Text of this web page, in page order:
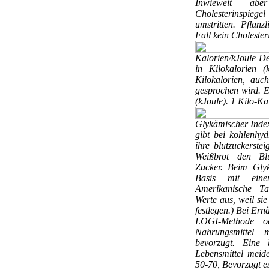
Inwieweit
umstritten.
Fall kein
Kalorien/kJoule
in Kilokalorien
Kilokalorien,
gesprochen wird.
(kJoule). 1 Kilo-
Glykämischer
gibt bei
ihre
Weißbrot den
Zucker. Beim
Basis mit
Amerikanische
Werte aus, weil
festlegen.) Bei
LOGI-Methode
Nahrungsmittel
bevorzugt. Eine
Lebensmittel
50-70, Bevorzugt